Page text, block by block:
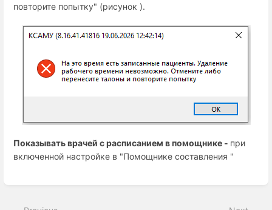
повторите попытку" (рисунок ).
Показывать врачей с расписанием в помощнике - при
включенной настройке в "Помощнике составления "